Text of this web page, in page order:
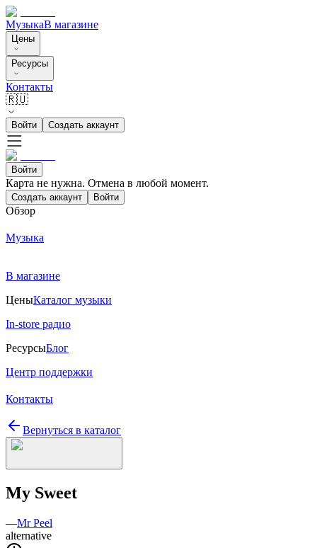
МузыкаВ магазине
Цены
Ресурсы
Контакты
🇷🇺
Войти Создать аккаунт
Войти
Карта не нужна. Отмена в любой момент.
Создать аккаунт Войти
Обзор
Музыка
В магазине
ЦеныКаталог музыки
In-store радио
РесурсыБлог
Центр поддержки
Контакты
Вернуться в каталог
My Sweet
—Mr Peel
alternative